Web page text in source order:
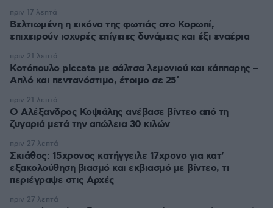
Βελτιωμένη η εικόνα της φωτιάς στο Κορωπί,
επιχειρούν ισχυρές επίγειες δυνάμεις και έξι εναέρια
πριν 17 λεπτά
Κοτόπουλο piccata με σάλτσα λεμονιού και κάππαρης –
Απλό και πεντανόστιμο, έτοιμο σε 25′
πριν 21 λεπτά
Ο Αλέξανδρος Κοψιάλης ανέβασε βίντεο από τη
ζυγαριά μετά την απώλεια 30 κιλών
πριν 21 λεπτά
Σκιάθος: 15χρονος κατήγγειλε 17χρονο για κατ'
εξακολούθηση βιασμό και εκβιασμό με βίντεο, τι
περιέγραψε στις Αρχές
πριν 27 λεπτά
πριν 27 λεπτά